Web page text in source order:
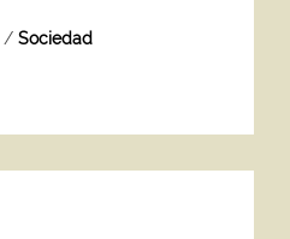
/ Sociedad